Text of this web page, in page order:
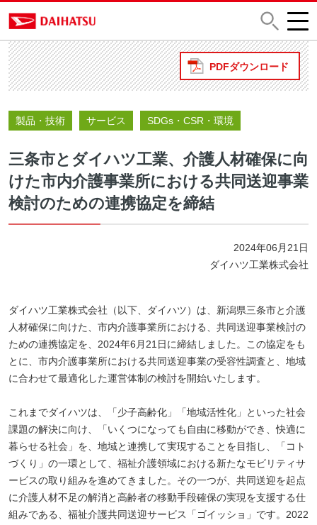
PDFダウンロード
製品・技術 サービス SDGs・CSR・環境
三条市とダイハツ工業、介護人材確保に向
けた市内介護事業所における共同送迎事業
検討のための連携協定を締結
2024年06月21日
ダイハツ工業株式会社
ダイハツ工業株式会社（以下、ダイハツ）は、新潟県三条市と介護
人材確保に向けた、市内介護事業所における、共同送迎事業検討の
ための連携協定を、2024年6月21日に締結しました。この協定をも
とに、市内介護事業所における共同送迎事業の受容性調査と、地域
に合わせて最適化した運営体制の検討を開始いたします。
これまでダイハツは、「少子高齢化」「地域活性化」といった社会
課題の解決に向け、「いくつになっても自由に移動ができ、快適に
暮らせる社会」を、地域と連携して実現することを目指し、「コト
づくり」の一環として、福祉介護領域における新たなモビリティサ
ービスの取り組みを進めてきました。その一つが、共同送迎を起点
に介護人材不足の解消と高齢者の移動手段確保の実現を支援する仕
組みである、福祉介護共同送迎サービス「ゴイッショ」です。2022